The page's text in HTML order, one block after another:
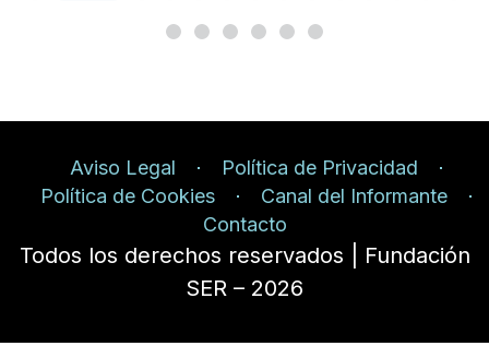
Aviso Legal
Política de Privacidad
Política de Cookies
Canal del Informante
Contacto
Todos los derechos reservados | Fundación
SER – 2026